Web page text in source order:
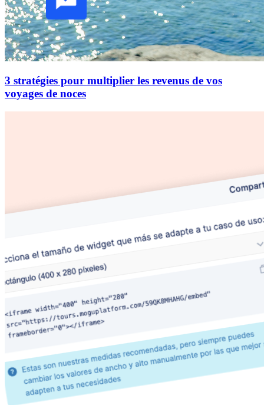
3 stratégies pour multiplier les revenus de vos
voyages de noces